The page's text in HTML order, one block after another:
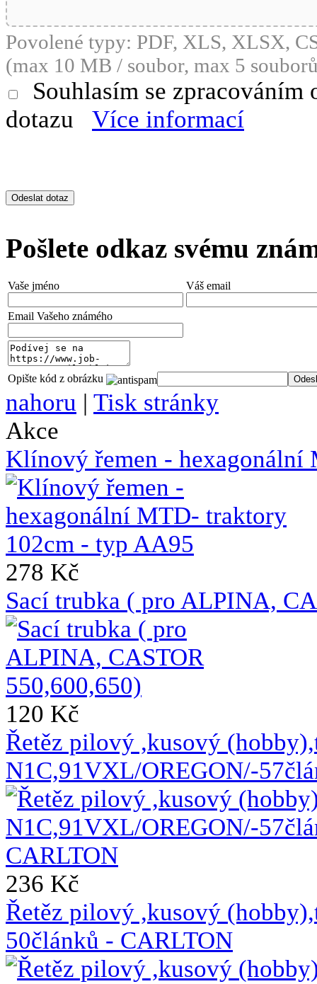
Povolené typy: PDF, XLS, XLSX,
(max 10 MB / soubor, max 5
Souhlasím se
dotazu
Více informací
Pošlete odkaz svému
Vaše jméno Váš email
Email Vašeho známého
Opište kód z obrázku
nahoru | Tisk stránky
Akce
Klínový řemen -
278 Kč
Sací trubka ( pro ALPINA,
120 Kč
Řetěz pilový ,kusový
N1C,91VXL/OREGON/-
236 Kč
Řetěz pilový ,kusový
50článků - CARLTON